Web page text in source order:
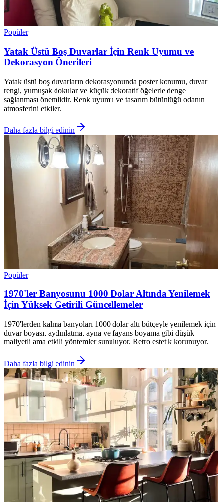
Popüler
Yatak Üstü Boş Duvarlar İçin Renk Uyumu ve
Dekorasyon Önerileri
Yatak üstü boş duvarların dekorasyonunda poster konumu, duvar
rengi, yumuşak dokular ve küçük dekoratif öğelerle denge
sağlanması önemlidir. Renk uyumu ve tasarım bütünlüğü odanın
atmosferini etkiler.
Daha fazla bilgi edinin
Popüler
1970'ler Banyosunu 1000 Dolar Altında Yenilemek
İçin Yüksek Getirili Güncellemeler
1970'lerden kalma banyoları 1000 dolar altı bütçeyle yenilemek için
duvar boyası, aydınlatma, ayna ve fayans boyama gibi düşük
maliyetli ama etkili yöntemler sunuluyor. Retro estetik korunuyor.
Daha fazla bilgi edinin